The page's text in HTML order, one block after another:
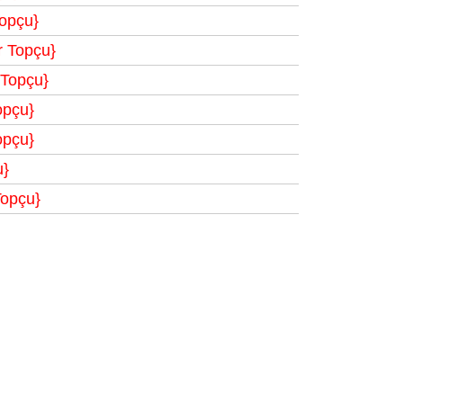
Topçu}